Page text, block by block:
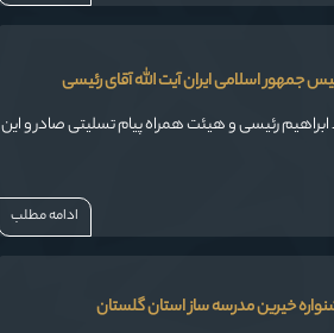
جمهور اسلامی ایران آیت الله آقای رئیسی
آیت الله سید ابراهیم رئیسی و هیئت همراه پیام تسلیتی صادر و این
ادامه مطلب
خیرین مدرسه ساز استان گلستان